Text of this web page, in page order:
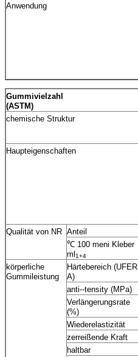
Anwendung
Gummivielzahl
(ASTM)
chemische Struktur
Haupteigenschaften
Qualität von NR Anteil
℃ 100 meni Kleber
ml 1+4
körperliche
Gummileistung
Härtebereich (UFER
A)
anti--tensity (MPa)
Verlängerungsrate
(%)
Wiederelastizität
zerreißende Kraft
haltbar